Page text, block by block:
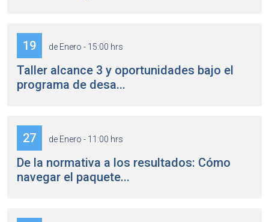
19 de Enero - 15:00 hrs
Taller alcance 3 y oportunidades bajo el
programa de desa...
27 de Enero - 11:00 hrs
De la normativa a los resultados: Cómo
navegar el paquete...